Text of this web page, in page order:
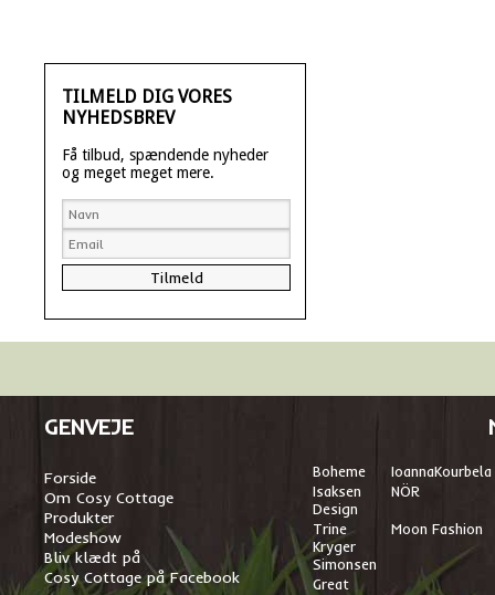
TILMELD DIG VORES
NYHEDSBREV
Få tilbud, spændende nyheder
og meget meget mere.
GENVEJE
Forside
Om Cosy Cottage
Produkter
Modeshow
Bliv klædt på
Cosy Cottage på Facebook
Boheme IoannaKourbela
Isaksen
Design
NÖR
Trine
Kryger
Simonsen
Moon Fashion
Great